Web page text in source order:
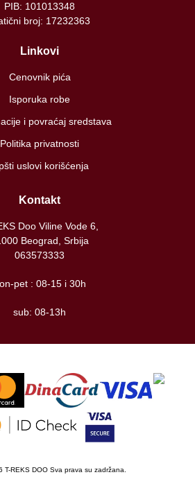
PIB: 101013348
broj: 17232363
Linkovi
Cenovnik pića
Isporuka robe
i povraćaj sredstava
Politika privatnosti
uslovi korišćenja
Kontakt
Doo Viline Vode 6,
Beograd, Srbija
063573333
pet : 08-15 i 30h
sub: 08-13h
T-REKS DOO Sva prava su zadržana.